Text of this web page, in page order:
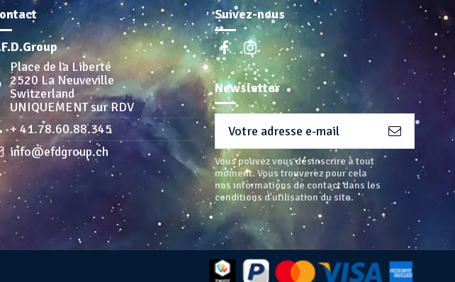
Place de la Liberté
2520 La Neuveville
Switzerland
UNIQUEMENT sur RDV
+ 41.78.60.88.345
info@efdgroup.ch
Suivez-nous
Newsletter
Vous pouvez vous désinscrire à tout
moment. Vous trouverez pour cela
nos informations de contact dans les
conditions d'utilisation du site.